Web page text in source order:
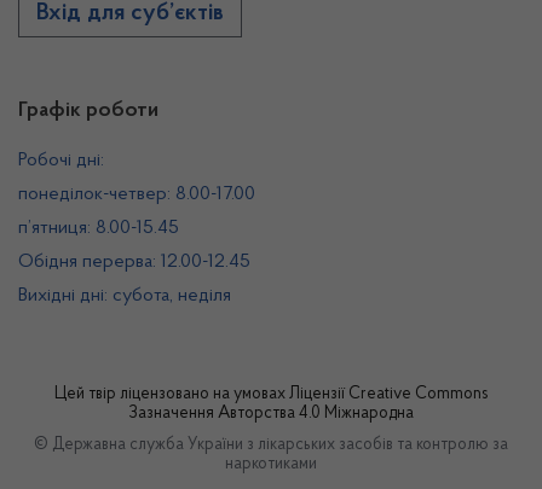
Графік роботи
Робочі дні:
понеділок-четвер: 8.00-17.00
п’ятниця: 8.00-15.45
Обідня перерва: 12.00-12.45
Вихідні дні: субота, неділя
Вхід для суб’єктів
Цей твір ліцензовано на умовах Ліцензії Creative Commons
Зазначення Авторства 4.0 Міжнародна
© Державна служба України з лікарських засобів та контролю за
наркотиками